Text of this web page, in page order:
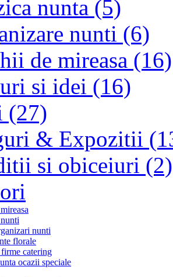
nunta (5)
nunti (6)
de mireasa (16)
si idei (16)
(27)
& Expozitii
si obiceiuri (2)
nunti
florale
catering
ocazii speciale